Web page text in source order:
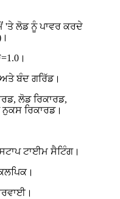
ਲੋਡ ਨੂੰ ਪਾਵਰ ਕਰਦੇ
ਬੰਦ ਗਰਿੱਡ।
ਲੋਡ ਰਿਕਾਰਡ,
ਨੁਕਸ ਰਿਕਾਰਡ।
ਟਾਈਮ ਸੈਟਿੰਗ।